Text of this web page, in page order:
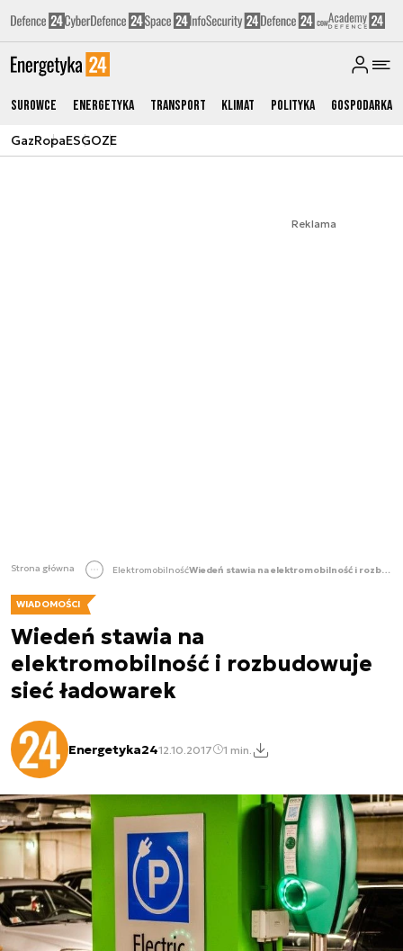
Surowce Energetyka Transport Klimat Polityka Gospodarka
GazRopaESGOZE
Reklama
Strona główna Elektromobilność Wiedeń stawia na elektromobilność i rozbudowuje sieć ładowarek
WIADOMOŚCI
Wiedeń stawia na
elektromobilność i rozbudowuje
sieć ładowarek
Energetyka2412.10.2017 1 min.